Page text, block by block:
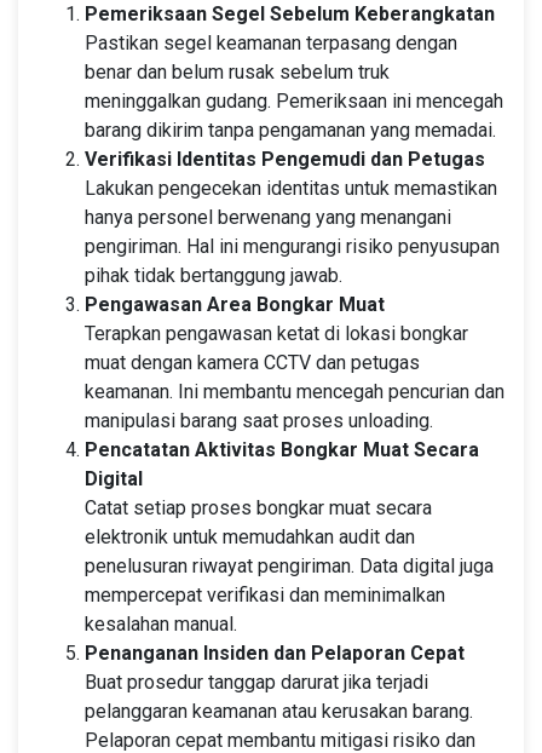
Pemeriksaan Segel Sebelum Keberangkatan
Pastikan segel keamanan terpasang dengan
benar dan belum rusak sebelum truk
meninggalkan gudang. Pemeriksaan ini mencegah
barang dikirim tanpa pengamanan yang memadai.
Verifikasi Identitas Pengemudi dan Petugas
Lakukan pengecekan identitas untuk memastikan
hanya personel berwenang yang menangani
pengiriman. Hal ini mengurangi risiko penyusupan
pihak tidak bertanggung jawab.
Pengawasan Area Bongkar Muat
Terapkan pengawasan ketat di lokasi bongkar
muat dengan kamera CCTV dan petugas
keamanan. Ini membantu mencegah pencurian dan
manipulasi barang saat proses unloading.
Pencatatan Aktivitas Bongkar Muat Secara
Digital
Catat setiap proses bongkar muat secara
elektronik untuk memudahkan audit dan
penelusuran riwayat pengiriman. Data digital juga
mempercepat verifikasi dan meminimalkan
kesalahan manual.
Penanganan Insiden dan Pelaporan Cepat
Buat prosedur tanggap darurat jika terjadi
pelanggaran keamanan atau kerusakan barang.
Pelaporan cepat membantu mitigasi risiko dan